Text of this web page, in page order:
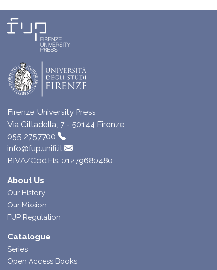
Firenze University Press
Via Cittadella, 7 - 50144 Firenze
055 2757700
info@fup.unifi.it
P.IVA/Cod.Fis. 01279680480
About Us
Our History
Our Mission
FUP Regulation
Catalogue
Series
Open Access Books